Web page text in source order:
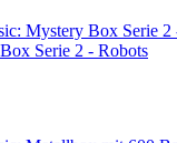
Serie 2 - Robots